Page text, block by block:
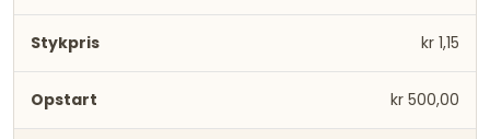
kr 1,15
kr 500,00